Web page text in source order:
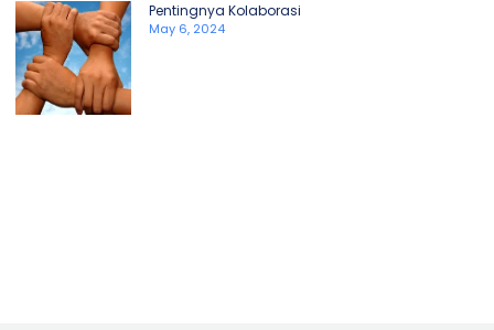
Pentingnya Kolaborasi
May 6, 2024